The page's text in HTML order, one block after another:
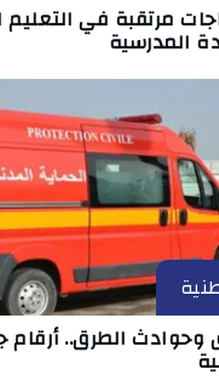
مرتقبة في
المدرسية
وحوادث الطرق.. أرقام